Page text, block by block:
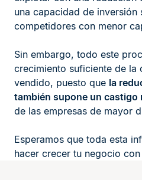
una capacidad de inversión
competidores con menor
Sin embargo, todo este
crecimiento suficiente de la
vendido, puesto que la
también supone un castigo
de las empresas de mayor
Esperamos que toda esta
hacer crecer tu negocio